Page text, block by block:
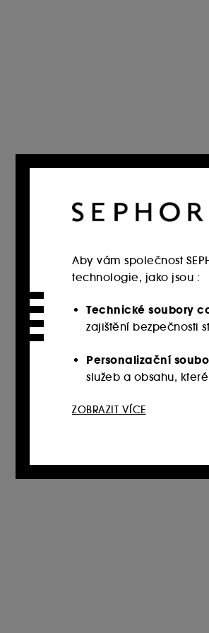
Aby vám společnost
technologie, jako jsou :
Technické soubory
zajištění bezpečnosti
Personalizační
služeb a obsahu,
Sociální sítě a
webových stránkách
Soubory cookie pro
Ukládání a čtení
tlačítka níže "Upravit
ZOBRAZIT VÍCE